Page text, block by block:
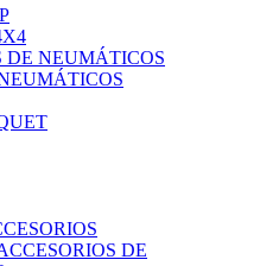
DE NEUMÁTICOS
DE